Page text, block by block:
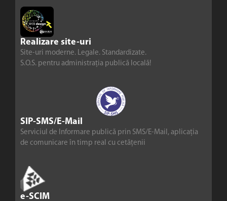
Realizare site-uri
Site-uri moderne. Legale. Standardizate.
S.O.S. pentru administrația publică locală!
SIP-SMS/E-Mail
Serviciul de Informare publică prin SMS/E-Mail, aplicația
de comunicare în timp real cu cetățenii
e-SCIM